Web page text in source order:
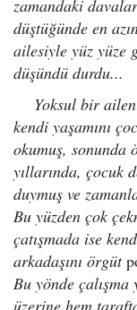
zamandaki
düştüğünde en
ailesiyle yüz yüze
düşündü durdu...
Yoksul bir
kendi yaşamını
okumuş,
yıllarında, çocuk
duymuş ve
Bu yüzden çok
çatışmada ise
arkadaşını örgüt
Bu yönde çalışma
üzerine hem